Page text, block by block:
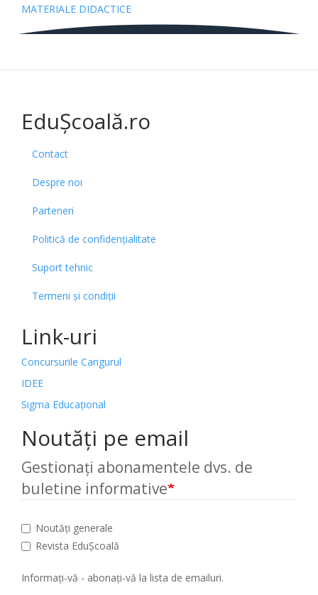
MATERIALE DIDACTICE
EduȘcoală.ro
Contact
Despre noi
Parteneri
Politică de confidențialitate
Suport tehnic
Termeni și condiții
Link-uri
Concursurile Cangurul
IDEE
Sigma Educațional
Noutăți pe email
Gestionați abonamentele dvs. de
buletine informative
Noutăți generale
Revista EduȘcoală
Informați-vă - abonați-vă la lista de emailuri.